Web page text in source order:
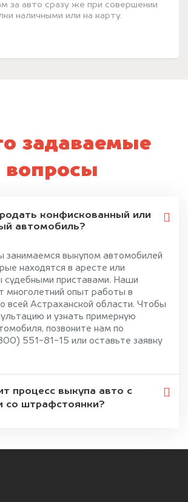
за авто сразу же при совершении
наличными или на карту.
задаваемые
вопросы
конфискованный или
автомобиль?
выкупом автомобилей
находятся в аресте или
судебными приставами. Наши
многолетний опыт работы в
всей Астраханской области. Чтобы
и узнать примерную
позвоните нам по
551-81-15 или оставьте заявку
процесс выкупа авто с
со штрафстоянки?